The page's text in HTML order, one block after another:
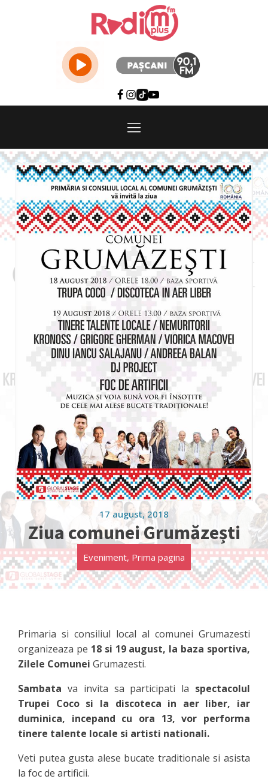
17 august, 2018
Ziua comunei Grumăzești
Eveniment, Prima pagina
Primaria si consiliul local al comunei Grumazesti
organizeaza pe 18 si 19 august, la baza sportiva,
Zilele Comunei Grumazesti.
Sambata va invita sa participati la spectacolul
Trupei Coco si la discoteca in aer liber, iar
duminica, incepand cu ora 13, vor performa
tinere talente locale si artisti nationali.
Veti putea gusta alese bucate traditionale si asista
la foc de artificii.